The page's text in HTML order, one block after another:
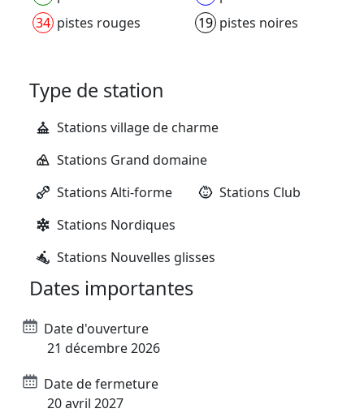
34 pistes rouges 19 pistes noires
Type de station
Stations village de charme
Stations Grand domaine
Stations Alti-forme
Stations Club
Stations Nordiques
Stations Nouvelles glisses
Dates importantes
Date d'ouverture
21 décembre 2026
Date de fermeture
20 avril 2027